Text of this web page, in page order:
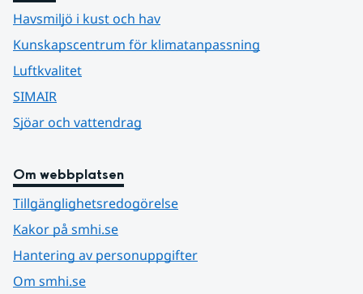
Havsmiljö i kust och hav
Kunskapscentrum för klimatanpassning
Luftkvalitet
SIMAIR
Sjöar och vattendrag
Om webbplatsen
Tillgänglighetsredogörelse
Kakor på smhi.se
Hantering av personuppgifter
Om smhi.se